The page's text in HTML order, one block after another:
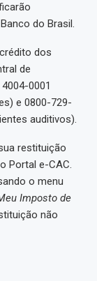
do Brasil.
dos
de
0001
e 0800-729-
auditivos).
restituição
Portal e-CAC.
o menu
Imposto de
não